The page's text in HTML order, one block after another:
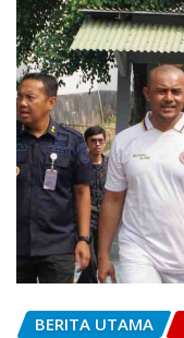
BERITA UTAMA